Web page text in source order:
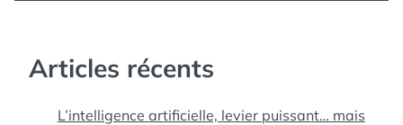
Articles récents
L’intelligence artificielle, levier puissant… mais